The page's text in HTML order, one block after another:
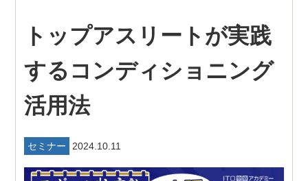
トップアスリートが実践
するコンディショニング
活用法
セミナー 2024.10.11